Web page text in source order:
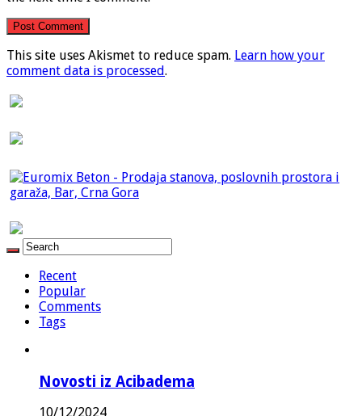
This site uses Akismet to reduce spam. Learn how your
comment data is processed.
Recent
Popular
Comments
Tags
Novosti iz Acibadema
10/12/2024